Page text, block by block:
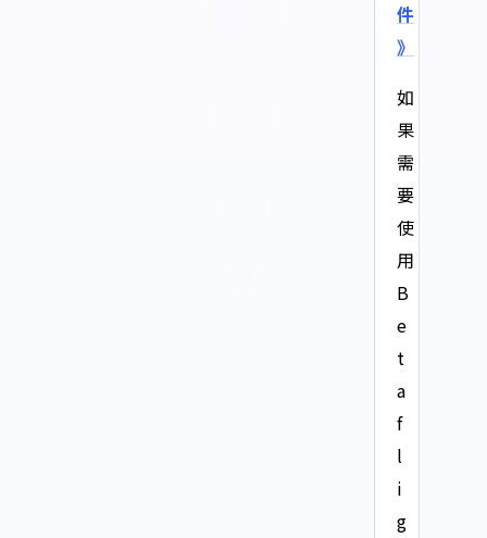
件
》
如
果
需
要
使
用
B
e
t
a
f
l
i
g